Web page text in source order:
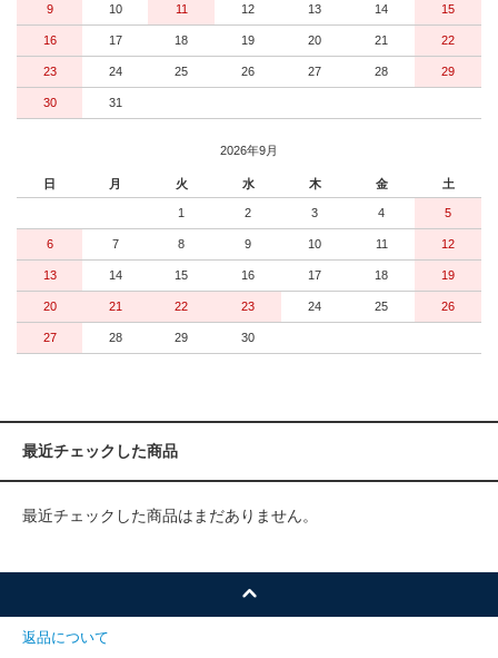
9 10 11 12 13 14 15
16 17 18 19 20 21 22
23 24 25 26 27 28 29
30 31
2026年9月
日 月 火 水 木 金 土
1 2 3 4 5
6 7 8 9 10 11 12
13 14 15 16 17 18 19
20 21 22 23 24 25 26
27 28 29 30
最近チェックした商品
最近チェックした商品はまだありません。
返品について